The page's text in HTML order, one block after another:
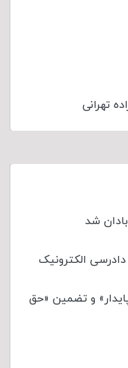
تهرانی
شد
الکترونیک
و تضمین «حق